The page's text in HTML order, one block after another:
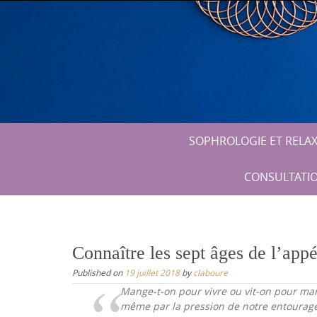
SOPHROLOGIE ET
Connaître les sept âges de
Published on 19 juillet 2018byclaboure
Mange-t-on pour vivre ou vit-on pour
même par la pression de notre